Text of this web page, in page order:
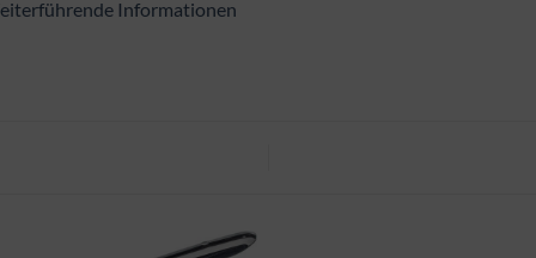
Informationen